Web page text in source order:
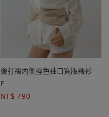
後打褶內側撞色袖口寬版襯衫
F
NT$ 790